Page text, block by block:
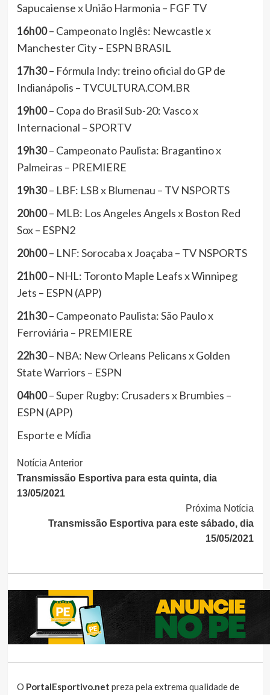
Sapucaiense x União Harmonia – FGF TV
16h00– Campeonato Inglês: Newcastle x
Manchester City – ESPN BRASIL
17h30– Fórmula Indy: treino oficial do GP de
Indianápolis – TVCULTURA.COM.BR
19h00– Copa do Brasil Sub-20: Vasco x
Internacional – SPORTV
19h30– Campeonato Paulista: Bragantino x
Palmeiras – PREMIERE
19h30– LBF: LSB x Blumenau – TV NSPORTS
20h00– MLB: Los Angeles Angels x Boston Red
Sox – ESPN2
20h00– LNF: Sorocaba x Joaçaba – TV NSPORTS
21h00– NHL: Toronto Maple Leafs x Winnipeg
Jets – ESPN (APP)
21h30– Campeonato Paulista: São Paulo x
Ferroviária – PREMIERE
22h30– NBA: New Orleans Pelicans x Golden
State Warriors – ESPN
04h00– Super Rugby: Crusaders x Brumbies –
ESPN (APP)
Esporte e Mídia
Continue
Lendo
Notícia Anterior
Transmissão Esportiva para esta quinta, dia
13/05/2021
Próxima Notícia
Transmissão Esportiva para este sábado, dia
15/05/2021
O PortalEsportivo.net preza pela extrema qualidade de